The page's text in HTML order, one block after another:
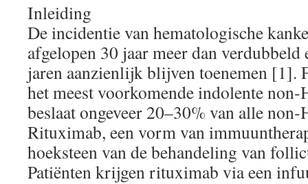
Inleiding
De incidentie van hematologische
afgelopen 30 jaar meer dan verdubbeld
jaren aanzienlijk blijven toenemen
het meest voorkomende indolente
beslaat ongeveer 20–30% van alle
Rituximab, een vorm van
hoeksteen van de behandeling van
Patiënten krijgen rituximab via een